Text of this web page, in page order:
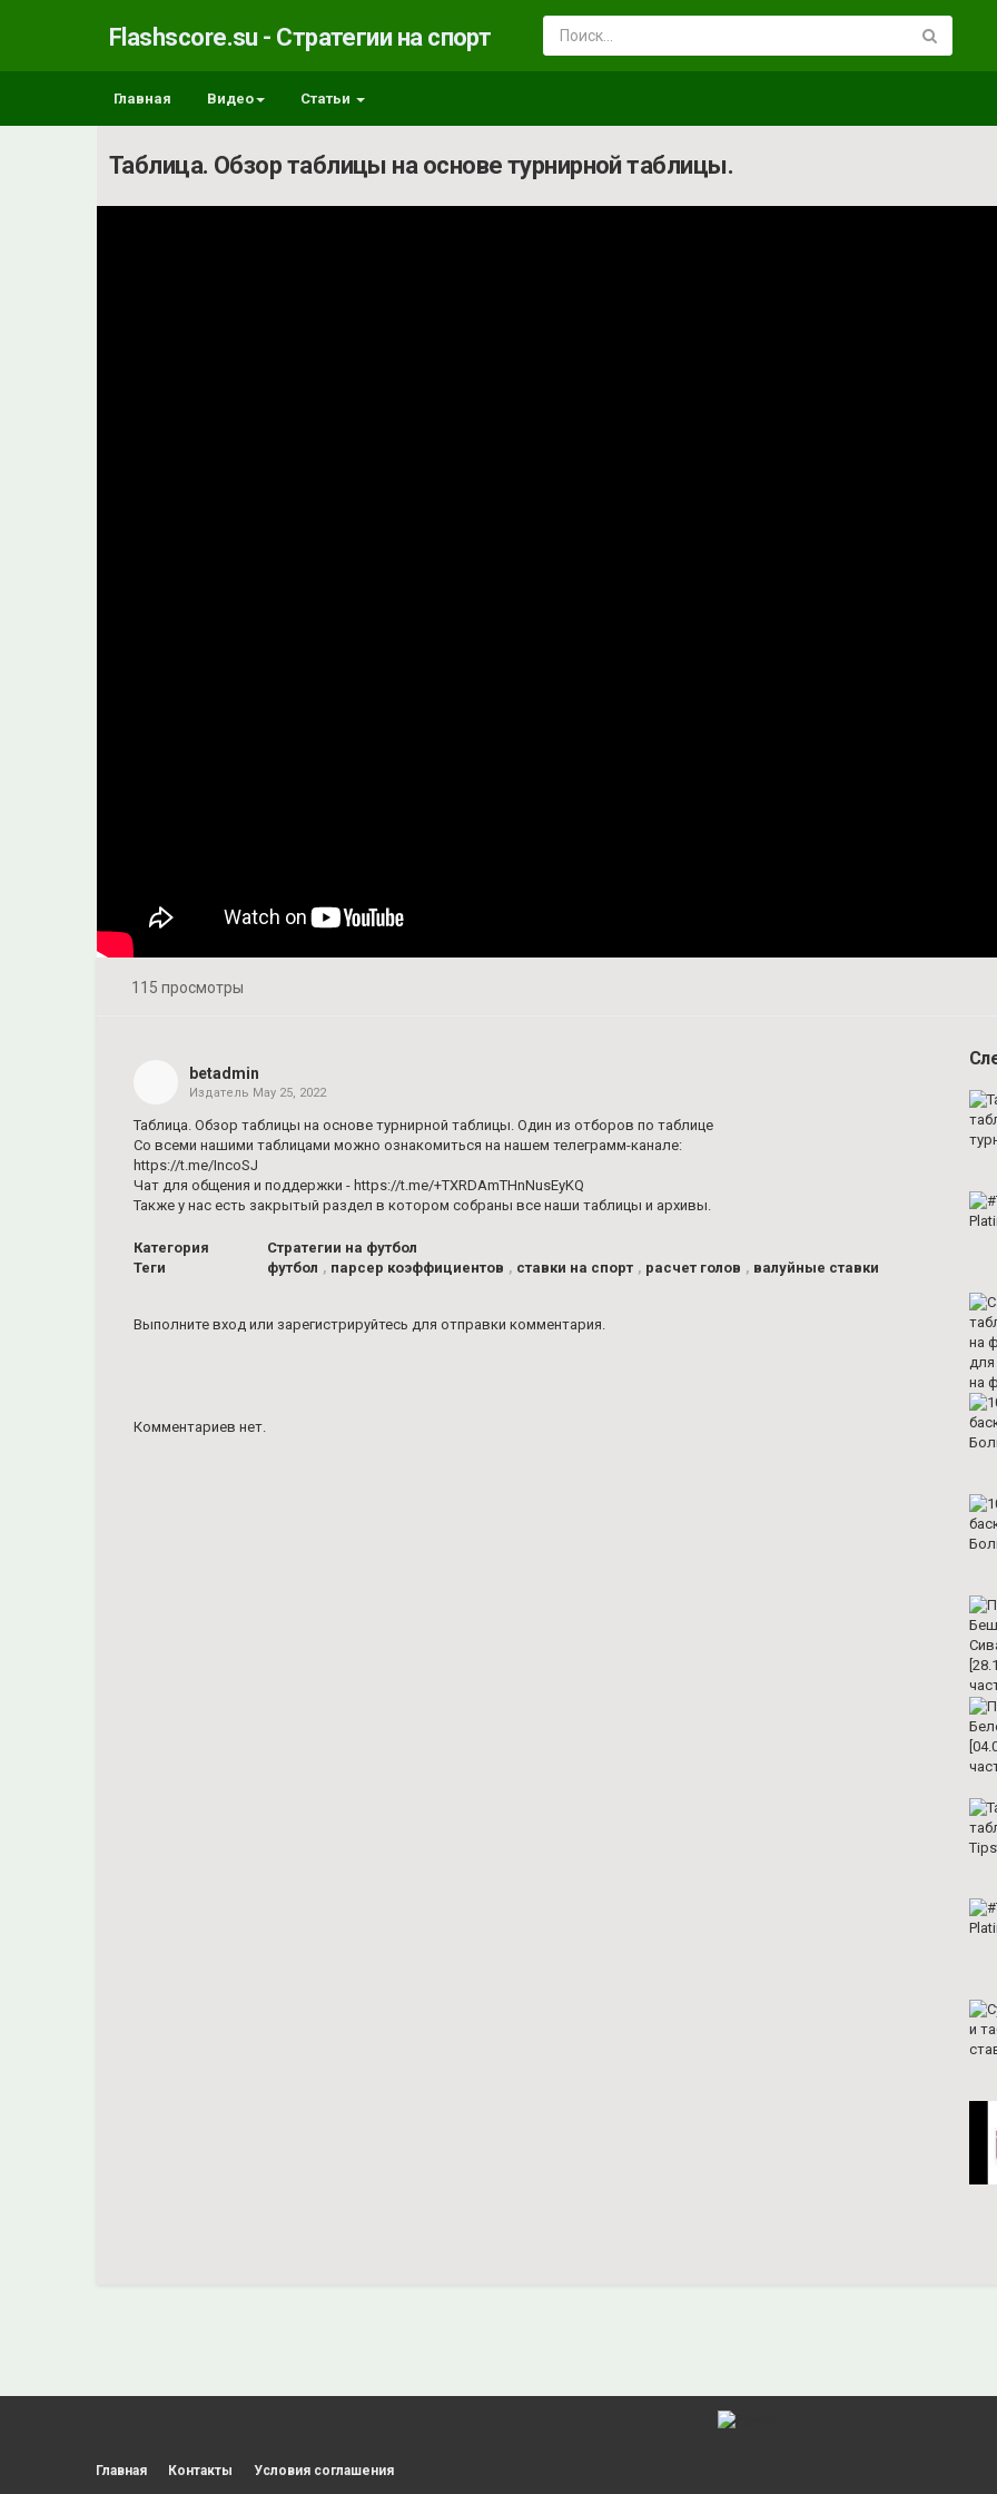
Flashscore.su - Стратегии на спорт
Главная Видео Статьи
Таблица. Обзор таблицы на основе турнирной таблицы.
115 просмотры
betadmin
Издатель May 25, 2022
Таблица. Обзор таблицы на основе турнирной таблицы. Один из отборов по таблице
Со всеми нашими таблицами можно ознакомиться на нашем телеграмм-канале:
https://t.me/IncoSJ
Чат для общения и поддержки - https://t.me/+TXRDAmTHnNusEyKQ
Также у нас есть закрытый раздел в котором собраны все наши таблицы и архивы.
Категория
Стратегии на футбол
Теги
футбол , парсер коэффициентов , ставки на спорт , расчет голов , валуйные ставки
Выполните вход или зарегистрируйтесь для отправки комментария.
Комментариев нет.
Главная Контакты Условия соглашения